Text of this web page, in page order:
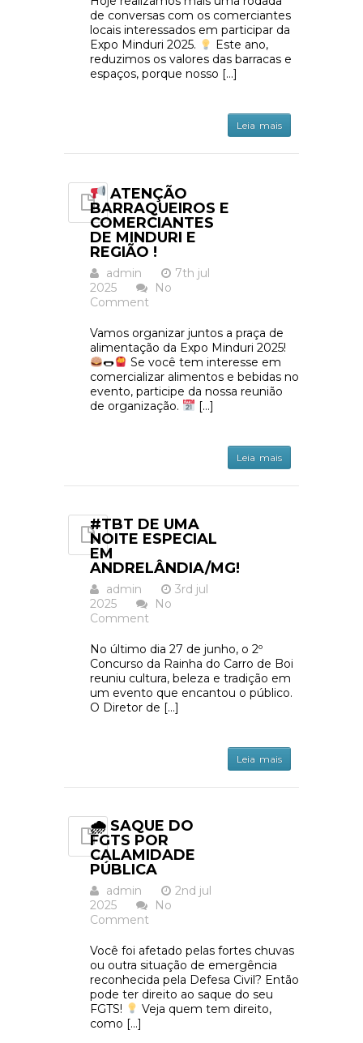
de conversas com os comerciantes
locais interessados em participar da
Expo Minduri 2025.
Este ano,
reduzimos os valores das barracas e
espaços, porque nosso […]
Leia mais
ATENÇÃO
BARRAQUEIROS E
COMERCIANTES
DE MINDURI E
REGIÃO !
admin
7th jul
2025
No
Comment
Vamos organizar juntos a praça de
alimentação da Expo Minduri 2025!
🌭
Se você tem interesse em
comercializar alimentos e bebidas no
evento, participe da nossa reunião
de organização.
[…]
Leia mais
#TBT DE UMA
NOITE ESPECIAL
EM
ANDRELÂNDIA/MG!
admin
3rd jul
2025
No
Comment
No último dia 27 de junho, o 2º
Concurso da Rainha do Carro de Boi
reuniu cultura, beleza e tradição em
um evento que encantou o público.
O Diretor de […]
Leia mais
🌧️ SAQUE DO
FGTS POR
CALAMIDADE
PÚBLICA
admin
2nd jul
2025
No
Comment
Você foi afetado pelas fortes chuvas
ou outra situação de emergência
reconhecida pela Defesa Civil? Então
pode ter direito ao saque do seu
FGTS!
Veja quem tem direito,
como […]